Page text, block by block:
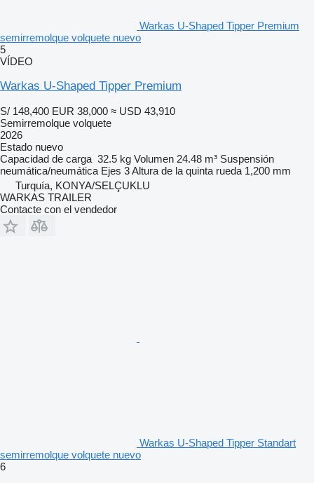
Warkas U-Shaped Tipper Premium
semirremolque volquete nuevo
5
VÍDEO
Warkas U-Shaped Tipper Premium
S/ 148,400 EUR 38,000 ≈ USD 43,910
Semirremolque volquete
2026
Estado nuevo
Capacidad de carga 32.5 kg Volumen 24.48 m³ Suspensión
neumática/neumática Ejes 3Altura de la quinta rueda 1,200 mm
Turquía, KONYA/SELÇUKLU
WARKAS TRAILER
Contacte con el vendedor
Warkas U-Shaped Tipper Standart
semirremolque volquete nuevo
6